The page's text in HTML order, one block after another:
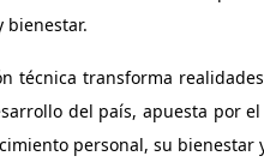
bienestar.
técnica transforma
del país, apuesta por
personal, su